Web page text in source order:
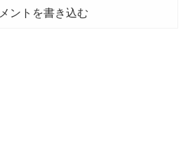
ントを書き込む